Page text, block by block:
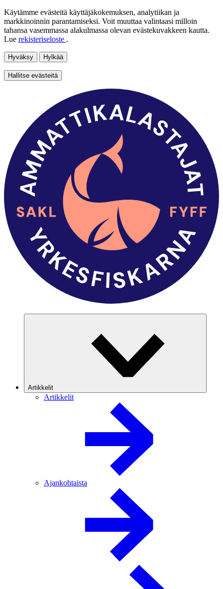
Käytämme evästeitä käyttäjäkokemuksen, analytiikan ja
markkinoinnin parantamiseksi. Voit muuttaa valintaasi milloin
tahansa vasemmassa alakulmassa olevan evästekuvakkeen kautta.
Lue rekisteriseloste .
Hyväksy Hylkää
Hallitse evästeitä
Artikkelit
Artikkelit
Ajankohtaista